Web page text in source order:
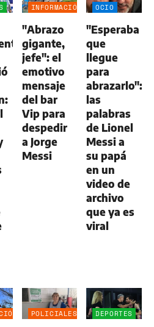
INFORMACIÓN
"Abrazo
gigante,
jefe": el
emotivo
mensaje
del bar
Vip para
despedir
a Jorge
Messi
OCIO
"Esperaba
que
llegue
para
abrazarlo":
las
palabras
de Lionel
Messi a
su papá
en un
video de
archivo
que ya es
viral
POLICIALES DEPORTES